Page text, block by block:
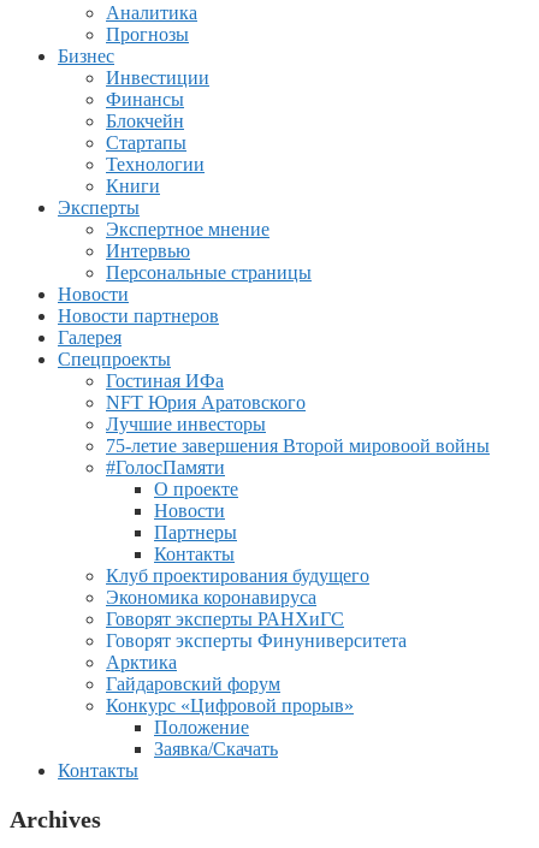
Аналитика
Прогнозы
Бизнес
Инвестиции
Финансы
Блокчейн
Стартапы
Технологии
Книги
Эксперты
Экспертное мнение
Интервью
Персональные страницы
Новости
Новости партнеров
Галерея
Спецпроекты
Гостиная ИФа
NFT Юрия Аратовского
Лучшие инвесторы
75-летие завершения Второй мировоой войны
#ГолосПамяти
О проекте
Новости
Партнеры
Контакты
Клуб проектирования будущего
Экономика коронавируса
Говорят эксперты РАНХиГС
Говорят эксперты Финуниверситета
Арктика
Гайдаровский форум
Конкурс «Цифровой прорыв»
Положение
Заявка/Скачать
Контакты
Archives